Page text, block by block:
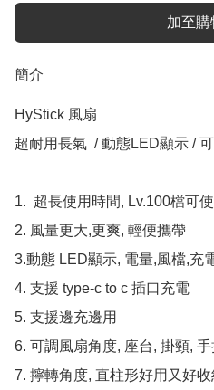
加至購
簡介
HyStick 風扇
超耐用長氣  / 動態LED顯示 /
1.  超長使用時間, Lv.100檔可
2. 風量更大,更爽, 輕便攜帶
3.動態 LED顯示, 電量,風檔,充
4. 支援 type-c to c 插口充電
5. 支援邊充邊用
6. 可調風扇角度, 座台, 掛頸,
7. 擰轉角度, 直柱形好用又好收